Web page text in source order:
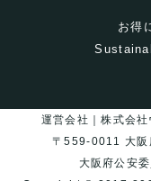
お得
運営会社｜株式会
〒559-0011 大阪
大阪府公安